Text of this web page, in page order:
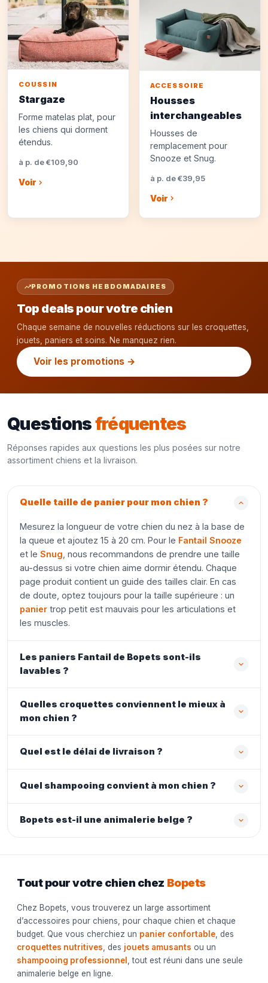
COUSSIN
Stargaze
Forme matelas plat, pour
les chiens qui dorment
étendus.
à p. de €109,90
Voir
ACCESSOIRE
Housses
interchangeables
Housses de
remplacement pour
Snooze et Snug.
à p. de €39,95
Voir
PROMOTIONS HEBDOMADAIRES
Top deals pour votre chien
Chaque semaine de nouvelles réductions sur les croquettes,
jouets, paniers et soins. Ne manquez rien.
Voir les promotions →
Questionsfréquentes
Réponses rapides aux questions les plus posées sur notre
assortiment chiens et la livraison.
Quelle taille de panier pour mon chien ?
Mesurez la longueur de votre chien du nez à la base de
la queue et ajoutez 15 à 20 cm. Pour le Fantail Snooze
et le Snug , nous recommandons de prendre une taille
au-dessus si votre chien aime dormir étendu. Chaque
page produit contient un guide des tailles clair. En cas
de doute, optez toujours pour la taille supérieure : un
panier trop petit est mauvais pour les articulations et
les muscles.
Les paniers Fantail de Bopets sont-ils
lavables ?
Quelles croquettes conviennent le mieux à
mon chien ?
Quel est le délai de livraison ?
Quel shampooing convient à mon chien ?
Bopets est-il une animalerie belge ?
Tout pour votre chien chez Bopets
Chez Bopets, vous trouverez un large assortiment
d’accessoires pour chiens, pour chaque chien et chaque
budget. Que vous cherchiez un panier confortable , des
croquettes nutritives , des jouets amusants ou un
shampooing professionnel
, tout est réuni dans une seule
animalerie belge en ligne.